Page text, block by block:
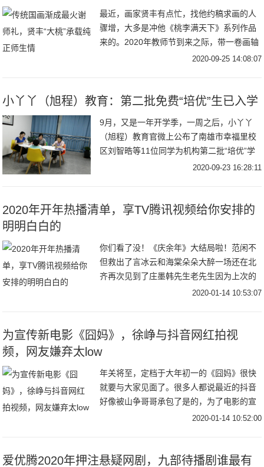
最近，画家贤丰有点忙，找他约稿求画的人
骤增，大多是冲他《桃李满天下》系列作品
来的。2020年教师节到来之际，带一卷画轴
拜访恩师，将典雅脱俗、寓意纯正的传统国
2020-09-25 14:08:07
小丫丫（旭程）教育：第二批免费“培优”生已入学
9月，又是一年开学季，一周之后，小丫丫
（旭程）教育官微上公布了南雄市幸福里校
区刘智晧等11位同学为机构第二批“培优”学
生，将免费享受一年的课程全面提升以及对
2020-09-23 16:28:11
2020年开年热播清单，享TV腾讯视频给你安排的
明明白白的
你们看了没！《庆余年》大结局啦！范闲不
但救出了言冰云和海棠朵朵大醉一场还在北
齐再次见到了庄墨韩先生老先生因为上次的
陷害耿耿于怀正在为范闲的诗集作释而上杉
2020-01-14 10:53:07
为宣传新电影《囧妈》，徐峥与抖音网红拍视
频，网友嫌弃太low
年关将至，定档于大年初一的《囧妈》很快
就要与大家见面了。很多人都说最近的抖音
好像被山争哥哥承包了是的，为了电影的宣
传，徐峥都到抖音营业了，和很多抖音头部
2020-01-14 10:52:00
爱优腾2020年押注悬疑网剧，九部待播剧谁最有